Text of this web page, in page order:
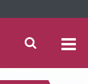
Suche öffnen/schließen